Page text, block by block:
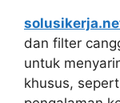
dan filter
untuk
khusus,